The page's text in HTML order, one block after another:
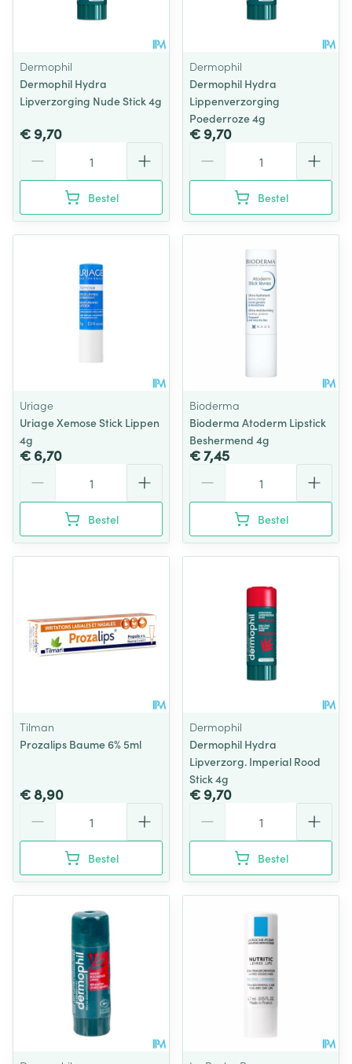
Dermophil
Dermophil Hydra
Lipverzorging Nude Stick 4g
€ 9,70
Bestel
Dermophil
Dermophil Hydra
Lippenverzorging
Poederroze 4g
€ 9,70
Bestel
Uriage
Uriage Xemose Stick Lippen
4g
€ 6,70
Bestel
Bioderma
Bioderma Atoderm Lipstick
Beshermend 4g
€ 7,45
Bestel
Tilman
Prozalips Baume 6% 5ml
€ 8,90
Bestel
Dermophil
Dermophil Hydra
Lipverzorg. Imperial Rood
Stick 4g
€ 9,70
Bestel